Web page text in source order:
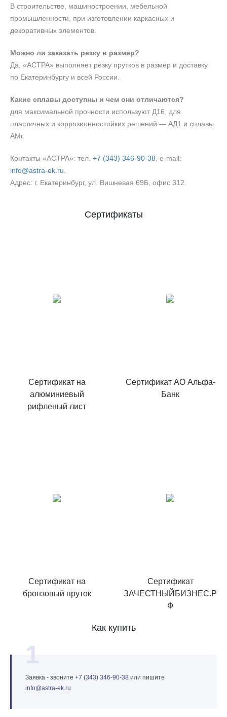
В строительстве, машиностроении, мебельной
промышленности, при изготовлении каркасных и
декоративных элементов.
Можно ли заказать резку в размер?
Да, «АСТРА» выполняет резку прутков в размер и доставку
по Екатеринбургу и всей России.
Какие сплавы доступны и чем они отличаются?
для максимальной прочности используют Д16, для
пластичных и коррозионностойких решений — АД1 и сплавы
АМг.
Контакты «АСТРА»: тел. +7 (343) 346‑90‑38 , e‑mail:
info@astra-ek.ru
Адрес: г. Екатеринбург, ул. Вишневая 69Б, офис 312.
Сертификаты
Сертификат на
алюминиевый
рифленый лист
Сертификат АО Альфа-
Банк
Сертификат на
бронзовый пруток
Сертификат
ЗАЧЕСТНЫЙБИЗНЕС.Р
Ф
Как купить
1
Заявка - звоните +7 (343) 346‑90‑38 или пишите
info@astra‑ek.ru